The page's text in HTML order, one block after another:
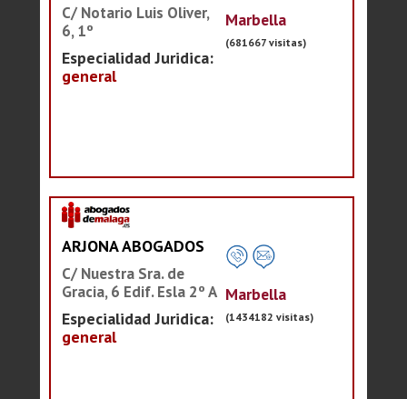
C/ Notario Luis Oliver,
6, 1º
Especialidad Juridica:
general
Marbella
(681667 visitas)
ARJONA ABOGADOS
C/ Nuestra Sra. de
Gracia, 6 Edif. Esla 2º A
Especialidad Juridica:
general
Marbella
(1434182 visitas)